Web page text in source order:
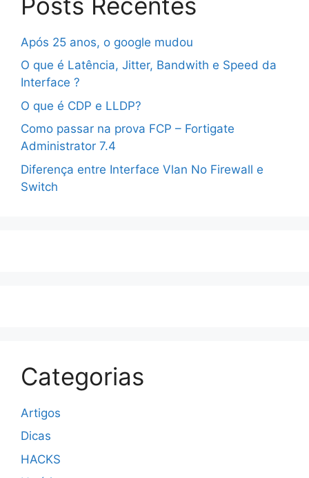
Após 25 anos, o google mudou
O que é Latência, Jitter, Bandwith e Speed da
Interface ?
O que é CDP e LLDP?
Como passar na prova FCP – Fortigate
Administrator 7.4
Diferença entre Interface Vlan No Firewall e
Switch
Categorias
Artigos
Dicas
HACKS